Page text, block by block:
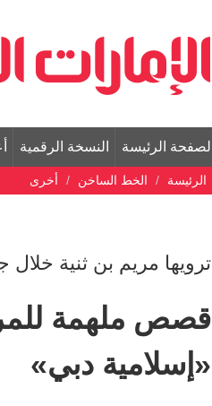
الصفحة الرئيسة النسخة الرقمية
الرئيسة الخط الساخن أخرى
ترويها مريم بن ثنية
قصص ملهمة
«إسلامية دبي»